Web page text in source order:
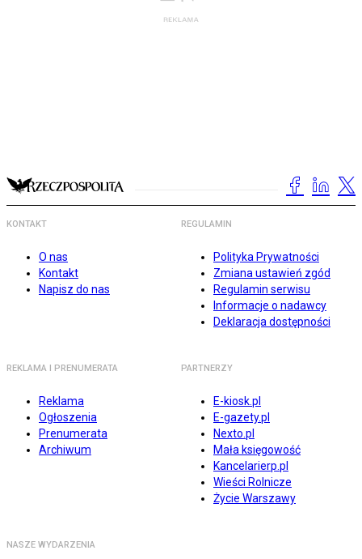
KONTAKT
O nas
Kontakt
Napisz do nas
REGULAMIN
Polityka Prywatności
Zmiana ustawień zgód
Regulamin serwisu
Informacje o nadawcy
Deklaracja dostępności
REKLAMA I PRENUMERATA
Reklama
Ogłoszenia
Prenumerata
Archiwum
PARTNERZY
E-kiosk.pl
E-gazety.pl
Nexto.pl
Mała księgowość
Kancelarierp.pl
Wieści Rolnicze
Życie Warszawy
NASZE WYDARZENIA